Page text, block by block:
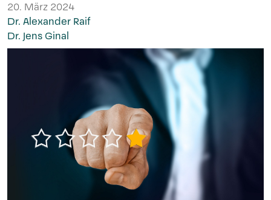
20. März 2024
Dr. Alexander Raif
Dr. Jens Ginal